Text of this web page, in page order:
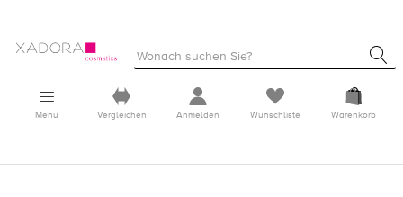
Menü Vergleichen Anmelden Wunschliste Warenkorb